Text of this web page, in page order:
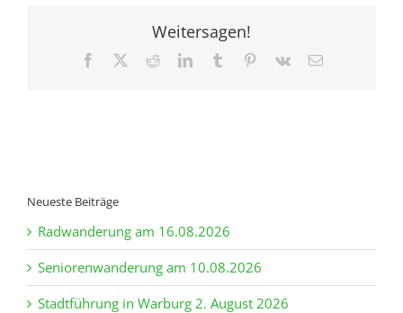
Weitersagen!
Facebook RedditLinkedInTumblr Pinterest
Vk
E-
Neueste Beiträge
Radwanderung am 16.08.2026
Seniorenwanderung am 10.08.2026
Stadtführung in Warburg 2. August 2026